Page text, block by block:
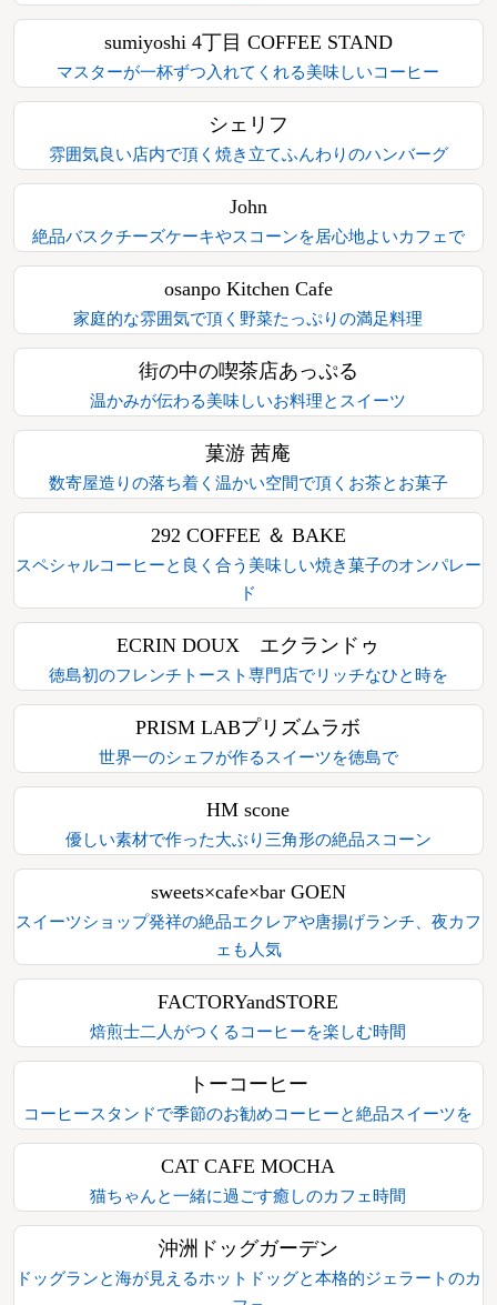
sumiyoshi 4丁目 COFFEE STAND
マスターが一杯ずつ入れてくれる美味しいコーヒー
シェリフ
雰囲気良い店内で頂く焼き立てふんわりのハンバーグ
John
絶品バスクチーズケーキやスコーンを居心地よいカフェで
osanpo Kitchen Cafe
家庭的な雰囲気で頂く野菜たっぷりの満足料理
街の中の喫茶店あっぷる
温かみが伝わる美味しいお料理とスイーツ
菓游 茜庵
数寄屋造りの落ち着く温かい空間で頂くお茶とお菓子
292 COFFEE ＆ BAKE
スペシャルコーヒーと良く合う美味しい焼き菓子のオンパレー
ド
ECRIN DOUX エクランドゥ
徳島初のフレンチトースト専門店でリッチなひと時を
PRISM LABプリズムラボ
世界一のシェフが作るスイーツを徳島で
HM scone
優しい素材で作った大ぶり三角形の絶品スコーン
sweets×cafe×bar GOEN
スイーツショップ発祥の絶品エクレアや唐揚げランチ、夜カフ
ェも人気
FACTORYandSTORE
焙煎士二人がつくるコーヒーを楽しむ時間
トーコーヒー
コーヒースタンドで季節のお勧めコーヒーと絶品スイーツを
CAT CAFE MOCHA
猫ちゃんと一緒に過ごす癒しのカフェ時間
沖洲ドッグガーデン
ドッグランと海が見えるホットドッグと本格的ジェラートのカ